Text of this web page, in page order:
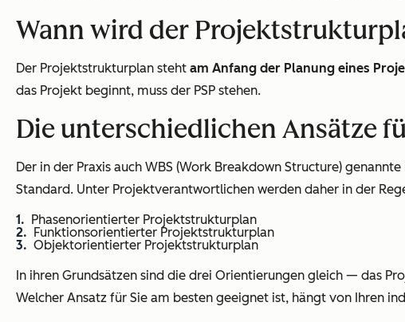
Wann wird der
Der Projektstrukturplan steht am Anfang der Planung eines
das Projekt beginnt, muss der PSP stehen.
Die unterschiedlichen Ansätze
Der in der Praxis auch WBS (Work Breakdown Structure)
Standard. Unter Projektverantwortlichen werden daher in der
Phasenorientierter Projektstrukturplan
Funktionsorientierter Projektstrukturplan
Objektorientierter Projektstrukturplan
In ihren Grundsätzen sind die drei Orientierungen gleich — das
Welcher Ansatz für Sie am besten geeignet ist, hängt von Ihren